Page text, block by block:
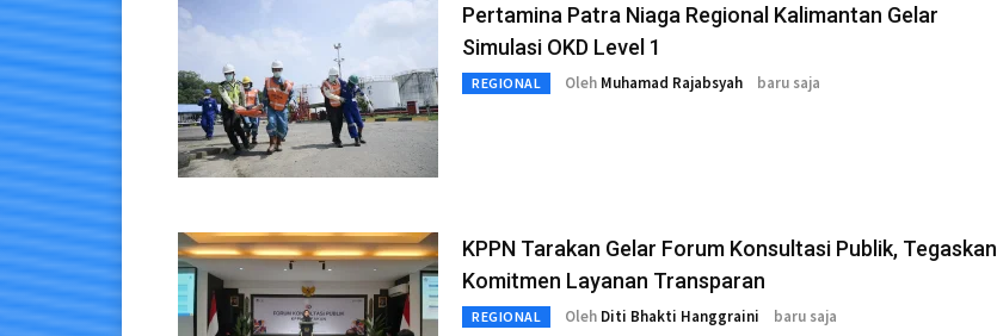
Pertamina Patra Niaga Regional Kalimantan Gelar
Simulasi OKD Level 1
REGIONAL Oleh Muhamad Rajabsyah baru saja
KPPN Tarakan Gelar Forum Konsultasi Publik, Tegaskan
Komitmen Layanan Transparan
REGIONAL Oleh Diti Bhakti Hanggraini baru saja